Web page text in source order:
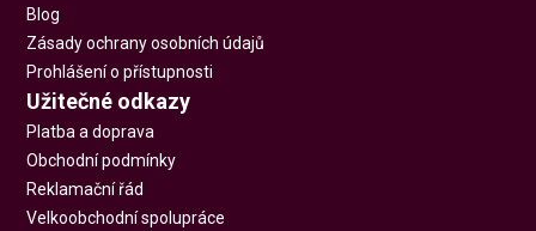
Blog
Zásady ochrany osobních údajů
Prohlášení o přístupnosti
Užitečné odkazy
Platba a doprava
Obchodní podmínky
Reklamační řád
Velkoobchodní spolupráce